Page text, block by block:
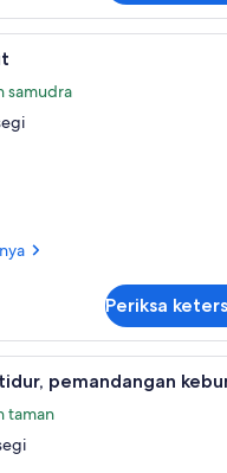
samudra
Periksa
Suite, 2
pemandangan
taman